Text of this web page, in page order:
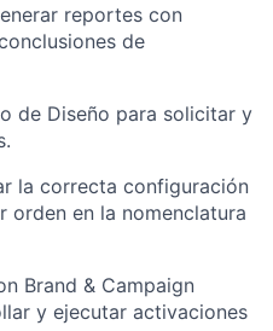
reportes con
de
de Diseño para solicitar y
la correcta configuración
orden en la nomenclatura
Brand & Campaign
y ejecutar activaciones